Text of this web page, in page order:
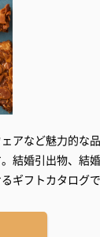
アなど魅力的な
結婚引出物、結
ギフトカタログで